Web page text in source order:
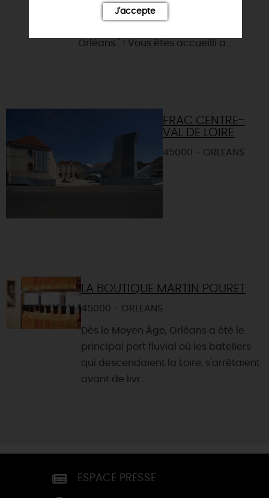
devient un boutique-hôtel éco-
Orléans." ! Vous êtes accueilli a...
FRAC CENTRE-
VAL DE LOIRE
45000 - ORLEANS
LA BOUTIQUE MARTIN POURET
45000 - ORLEANS
Dès le Moyen Âge, Orléans a été le
principal port fluvial où les bateliers
qui descendaient la Loire, s'arrêtaient
avant de livr...
ESPACE PRESSE
J'accepte